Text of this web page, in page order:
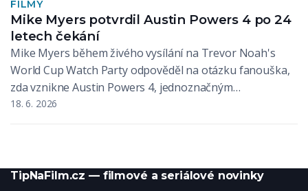
FILMY
Mike Myers potvrdil Austin Powers 4 po 24
letech čekání
Mike Myers během živého vysílání na Trevor Noah's
World Cup Watch Party odpověděl na otázku fanouška,
zda vznikne Austin Powers 4, jednoznačným…
18. 6. 2026
TipNaFilm.cz — filmové a seriálové novinky